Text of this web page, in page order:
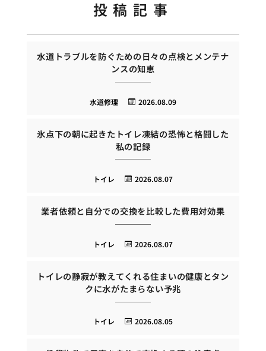
投稿記事
水道トラブルを防ぐための日々の点検とメンテナ
ンスの知恵
2026.08.09
水道修理
氷点下の朝に起きたトイレ凍結の恐怖と格闘した
私の記録
2026.08.07
トイレ
業者依頼と自分での交換を比較した費用対効果
2026.08.07
トイレ
トイレの静寂が教えてくれる住まいの健康とタン
クに水がたまらない予兆
2026.08.05
トイレ